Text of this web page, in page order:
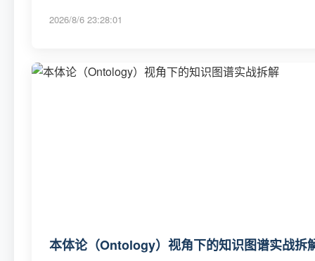
2026/8/6 23:28:01
本体论（Ontology）视角下的知识图谱实战拆